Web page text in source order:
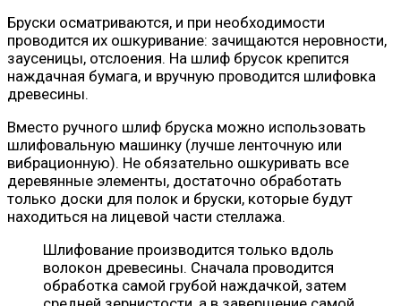
Бруски осматриваются, и при необходимости
проводится их ошкуривание: зачищаются неровности,
заусеницы, отслоения. На шлиф брусок крепится
наждачная бумага, и вручную проводится шлифовка
древесины.
Вместо ручного шлиф бруска можно использовать
шлифовальную машинку (лучше ленточную или
вибрационную). Не обязательно ошкуривать все
деревянные элементы, достаточно обработать
только доски для полок и бруски, которые будут
находиться на лицевой части стеллажа.
Шлифование производится только вдоль
волокон древесины. Сначала проводится
обработка самой грубой наждачкой, затем